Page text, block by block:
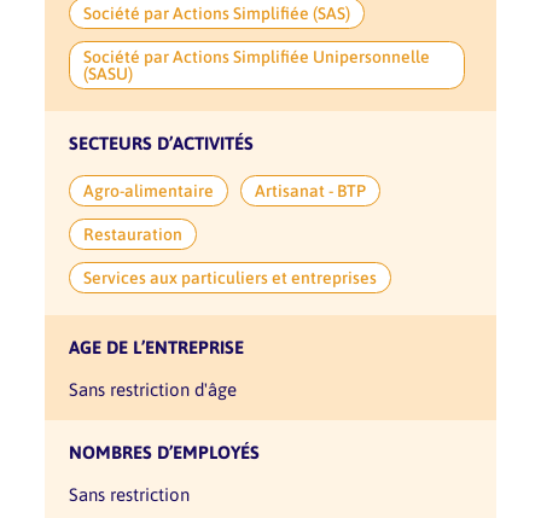
Société par Actions Simplifiée (SAS)
Société par Actions Simplifiée Unipersonnelle
(SASU)
SECTEURS D’ACTIVITÉS
Agro-alimentaire
Artisanat - BTP
Restauration
Services aux particuliers et entreprises
AGE DE L’ENTREPRISE
sans restriction d'âge
NOMBRES D’EMPLOYÉS
sans restriction